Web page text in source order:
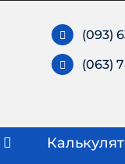
(093)
(063)